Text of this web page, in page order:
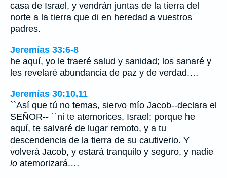
casa de Israel, y vendrán juntas de la tierra del
norte a la tierra que di en heredad a vuestros
padres.
Jeremías 33:6-8
he aquí, yo le traeré salud y sanidad; los sanaré y
les revelaré abundancia de paz y de verdad.…
Jeremías 30:10,11
``Así que tú no temas, siervo mío Jacob--declara el
SEÑOR-- ``ni te atemorices, Israel; porque he
aquí, te salvaré de lugar remoto, y a tu
descendencia de la tierra de su cautiverio. Y
volverá Jacob, y estará tranquilo y seguro, y nadie
lo atemorizará.…